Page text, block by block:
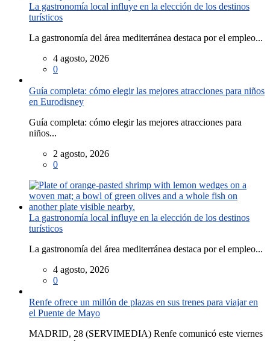
La gastronomía local influye en la elección de los destinos
turísticos
La gastronomía del área mediterránea destaca por el empleo...
4 agosto, 2026
0
Guía completa: cómo elegir las mejores atracciones para niños
en Eurodisney
Guía completa: cómo elegir las mejores atracciones para
niños...
2 agosto, 2026
0
La gastronomía local influye en la elección de los destinos
turísticos
La gastronomía del área mediterránea destaca por el empleo...
4 agosto, 2026
0
Renfe ofrece un millón de plazas en sus trenes para viajar en
el Puente de Mayo
MADRID, 28 (SERVIMEDIA) Renfe comunicó este viernes